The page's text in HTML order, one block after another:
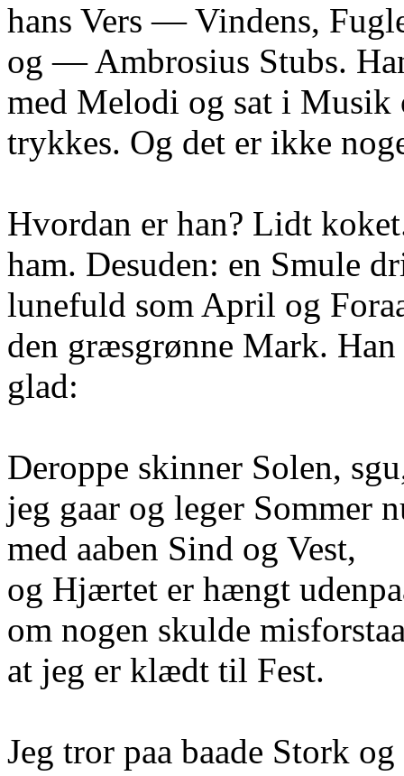
hans Vers — Vindens,
og — Ambrosius Stubs.
med Melodi og sat i Musik
trykkes. Og det er ikke
Hvordan er han? Lidt
ham. Desuden: en Smule
lunefuld som April og
den græsgrønne Mark.
glad:
Deroppe skinner Solen,
jeg gaar og leger Sommer
med aaben Sind og Vest,
og Hjærtet er hængt
om nogen skulde
at jeg er klædt til Fest.
Jeg tror paa baade Stork